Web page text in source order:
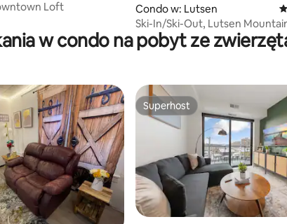
recenzji: 304
Loft
Condo w: Lutsen
Ski-In/Ski-Out, Lutsen
osób!
w condo na pobyt ze
Superhost
Superhost